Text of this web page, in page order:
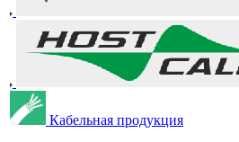
Кабельная продукция